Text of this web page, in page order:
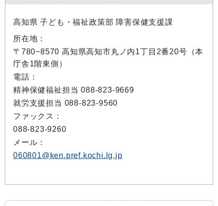
高知県 子ども・福祉政策部 障害保健支援課
所在地：
〒780−8570 高知県高知市丸ノ内1丁目2番20号（本
庁舎1階東側）
電話：
精神保健福祉担当 088-823-9669
就労支援担当 088-823-9560
ファックス：
088-823-9260
メール：
060801@ken.pref.kochi.lg.jp